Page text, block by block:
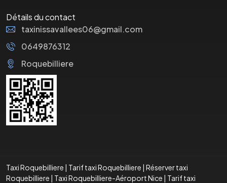
Détails du contact
taxinissavallees06@gmail.com
0649876312
Roquebilliere
Taxi Roquebilliere | Tarif taxi Roquebilliere | Réserver taxi
Roquebilliere | Taxi Roquebilliere-Aéroport Nice | Tarif taxi